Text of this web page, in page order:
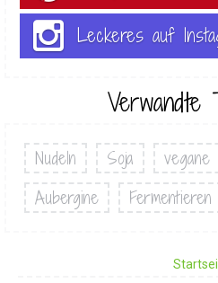
Leckeres auf
Verwandte
Nudeln Soja vegane
Aubergine
Fermentieren